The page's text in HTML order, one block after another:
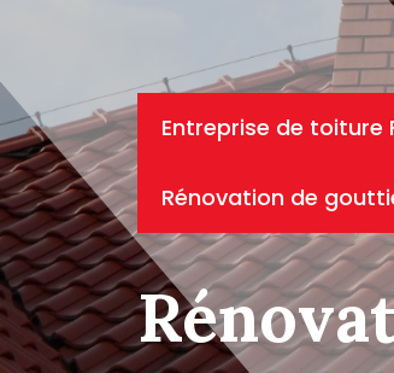
Entreprise de toiture
Rénovation de